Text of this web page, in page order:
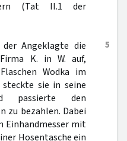
(Tat II.1 der
5
Angeklagte die
K. in W. auf,
Wodka im
sie in seine
passierte den
zu bezahlen. Dabei
Einhandmesser mit
Hosentasche ein